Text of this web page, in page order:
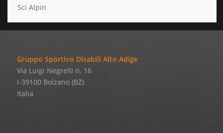
Sci Alpin
Gruppo Sportivo Disabili Alto Adige
Via Luigi Negrelli n. 16
I-39100 Bolzano (BZ)
Italia